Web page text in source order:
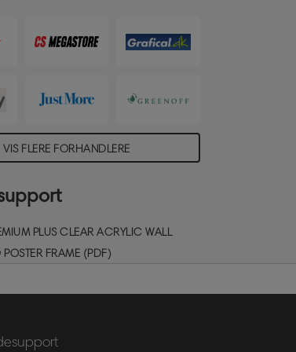
eller permanente skilte,
VIS FLERE FORHANDLERE
PLUS CLEAR ACRYLIC WALL
FRAME (PDF)